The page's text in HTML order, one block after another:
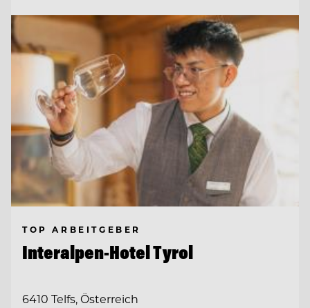
TOP ARBEITGEBER
Interalpen-Hotel Tyrol
6410 Telfs, Österreich